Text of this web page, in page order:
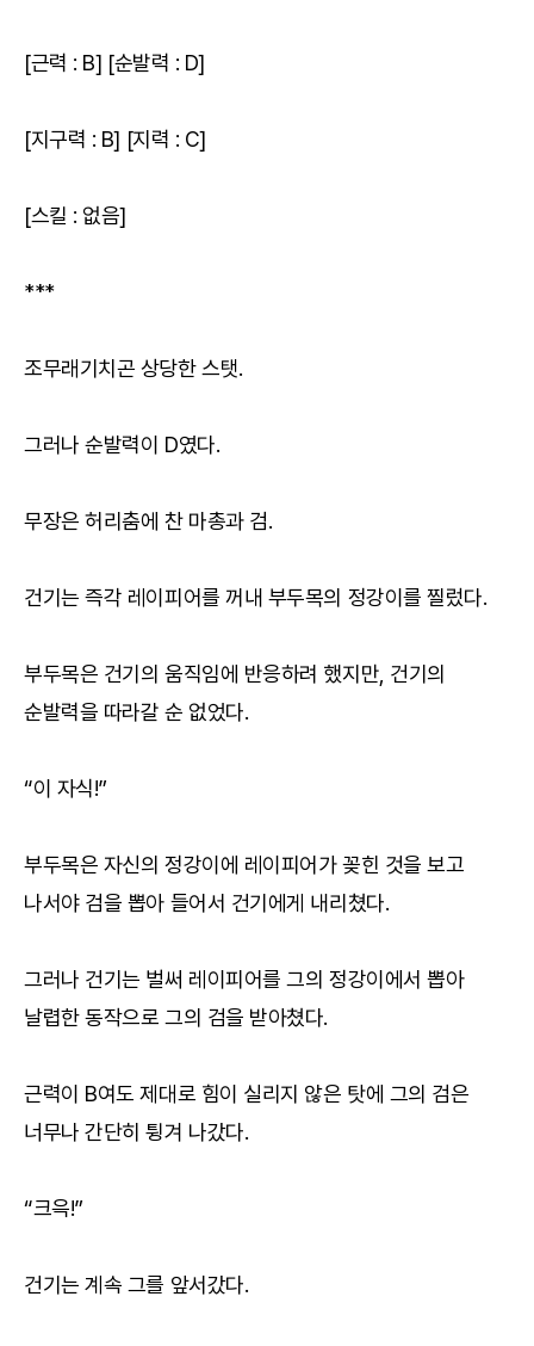
[근력 : B] [순발력 : D]
[지구력 : B] [지력 : C]
[스킬 : 없음]
***
조무래기치곤 상당한 스탯.
그러나 순발력이 D였다.
무장은 허리춤에 찬 마총과 검.
건기는 즉각 레이피어를 꺼내 부두목의 정강이를 찔렀다.
부두목은 건기의 움직임에 반응하려 했지만, 건기의
순발력을 따라갈 순 없었다.
“이 자식!”
부두목은 자신의 정강이에 레이피어가 꽂힌 것을 보고
나서야 검을 뽑아 들어서 건기에게 내리쳤다.
그러나 건기는 벌써 레이피어를 그의 정강이에서 뽑아
날렵한 동작으로 그의 검을 받아쳤다.
근력이 B여도 제대로 힘이 실리지 않은 탓에 그의 검은
너무나 간단히 튕겨 나갔다.
“크윽!”
건기는 계속 그를 앞서갔다.